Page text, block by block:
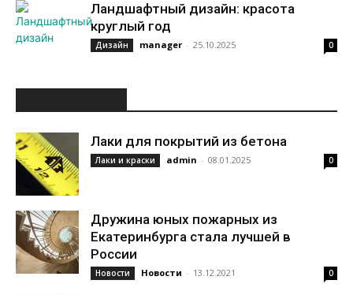
Ландшафтный дизайн: красота
круглый год
Дизайн manager - 25.10.2025 0
Лаки для покрытий из бетона
Лаки и краски admin - 08.01.2025 0
Дружина юных пожарных из
Екатеринбурга стала лучшей в
России
Новости Новости - 13.12.2021 0